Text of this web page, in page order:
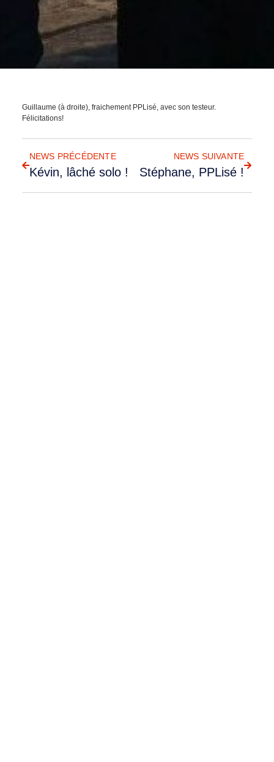
Guillaume (à droite), fraichement PPLisé, avec son testeur.
Félicitations!
NEWS PRÉCÉDENTE
Kévin, lâché solo !
NEWS SUIVANTE
Stéphane, PPLisé !